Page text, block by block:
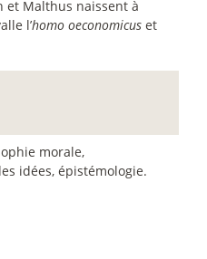
et Malthus naissent à
l’homo oeconomicus et
morale,
idées, épistémologie.